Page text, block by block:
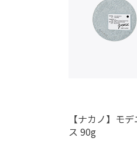
【ナカノ】モ
ス 90g